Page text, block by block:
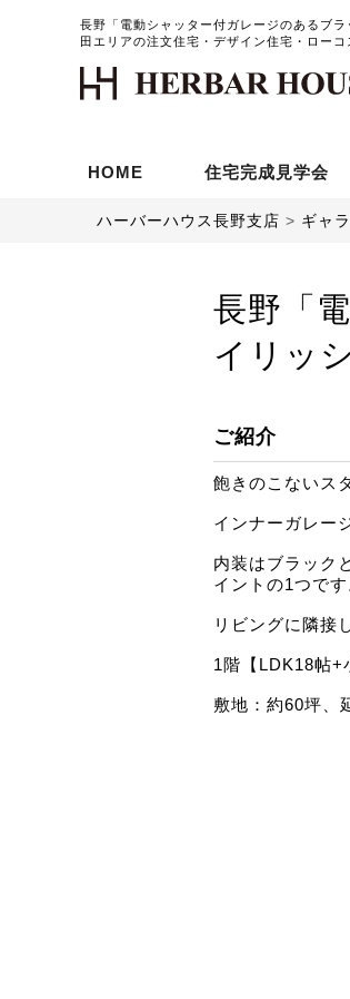
長野「電動シャッター付ガレージのあるブ
田エリアの注文住宅・デザイン住宅・ロー
HOME 住宅完成見学会
ハーバーハウス長野支店 > ギャ
長野「
イリッ
ご紹介
飽きのこないス
インナーガレー
内装はブラック
イントの1つです
リビングに隣接
1階【LDK18帖+
敷地：約60坪、